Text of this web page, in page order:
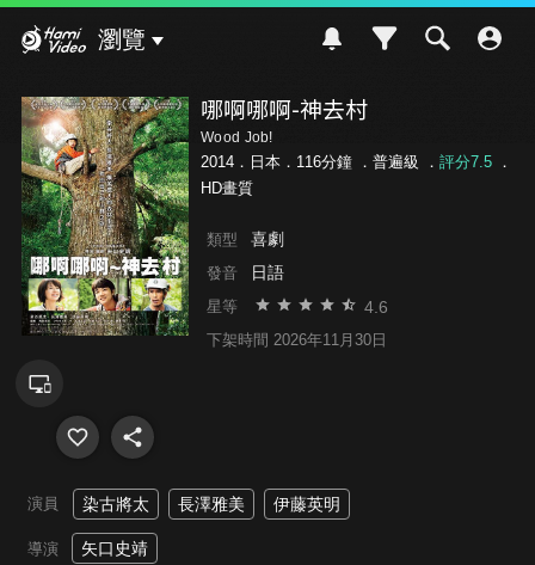
瀏覽
哪啊哪啊-神去村
Wood Job!
2014．日本．116分鐘 ． 普遍級 ． 評分7.5．
HD畫質
類型 喜劇
發音 日語
星等 4.6
下架時間 2026年11月30日
演員 染古將太 長澤雅美 伊藤英明
導演 矢口史靖